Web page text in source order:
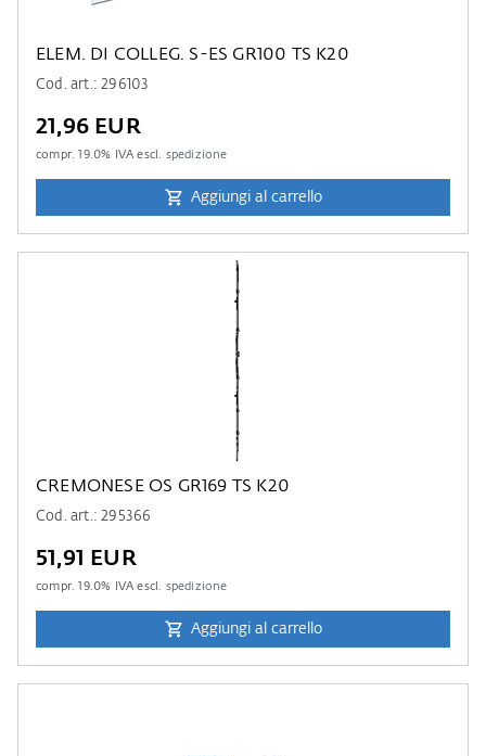
ELEM. DI COLLEG. S-ES GR100 TS K20
Cod. art.: 296103
21,96 EUR
compr.19.0% IVA escl. spedizione
Aggiungi al carrello
CREMONESE OS GR169 TS K20
Cod. art.: 295366
51,91 EUR
compr.19.0% IVA escl. spedizione
Aggiungi al carrello